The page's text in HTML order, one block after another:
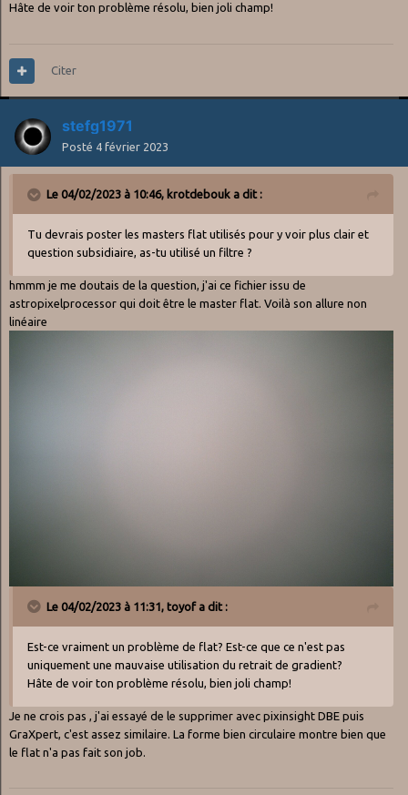
Hâte de voir ton problème résolu, bien joli champ!
Citer
stefg1971
Posté 4 février 2023
Le 04/02/2023 à 10:46, krotdebouk a dit :
Tu devrais poster les masters flat utilisés pour y voir plus clair et
question subsidiaire, as-tu utilisé un filtre ?
hmmm je me doutais de la question, j'ai ce fichier issu de
astropixelprocessor qui doit être le master flat. Voilà son allure non
linéaire
Le 04/02/2023 à 11:31, toyofa dit :
Est-ce vraiment un problème de flat? Est-ce que ce n'est pas
uniquement une mauvaise utilisation du retrait de gradient?
Hâte de voir ton problème résolu, bien joli champ!
Je ne crois pas , j'ai essayé de le supprimer avec pixinsight DBE puis
GraXpert, c'est assez similaire. La forme bien circulaire montre bien que
le flat n'a pas fait son job.